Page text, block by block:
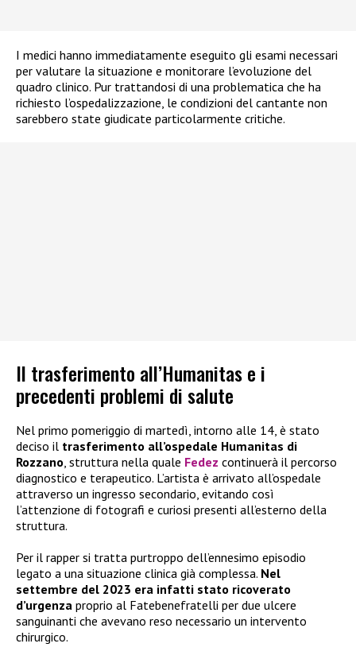
I medici hanno immediatamente eseguito gli esami necessari
per valutare la situazione e monitorare l’evoluzione del
quadro clinico. Pur trattandosi di una problematica che ha
richiesto l’ospedalizzazione, le condizioni del cantante non
sarebbero state giudicate particolarmente critiche.
Il trasferimento all’Humanitas e i
precedenti problemi di salute
Nel primo pomeriggio di martedì, intorno alle 14, è stato
deciso il trasferimento all’ospedale Humanitas di
Rozzano , struttura nella quale Fedez continuerà il percorso
diagnostico e terapeutico. L’artista è arrivato all’ospedale
attraverso un ingresso secondario, evitando così
l’attenzione di fotografi e curiosi presenti all’esterno della
struttura.
Per il rapper si tratta purtroppo dell’ennesimo episodio
legato a una situazione clinica già complessa. Nel
settembre del 2023 era infatti stato ricoverato
d’urgenza proprio al Fatebenefratelli per due ulcere
sanguinanti che avevano reso necessario un intervento
chirurgico.